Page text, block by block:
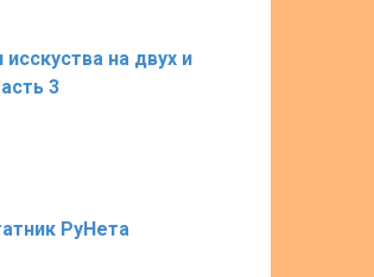
на двух и
3
РуНета